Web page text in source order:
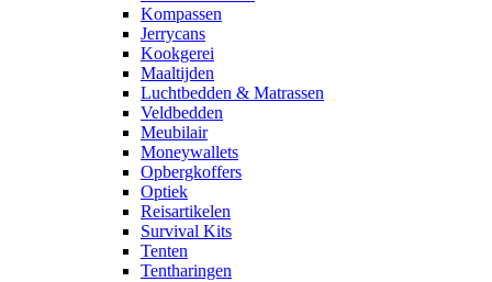
Kompassen
Jerrycans
Kookgerei
Maaltijden
Luchtbedden & Matrassen
Veldbedden
Meubilair
Moneywallets
Opbergkoffers
Optiek
Reisartikelen
Survival Kits
Tenten
Tentharingen